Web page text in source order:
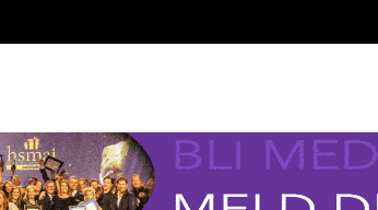
Hotel The HUB